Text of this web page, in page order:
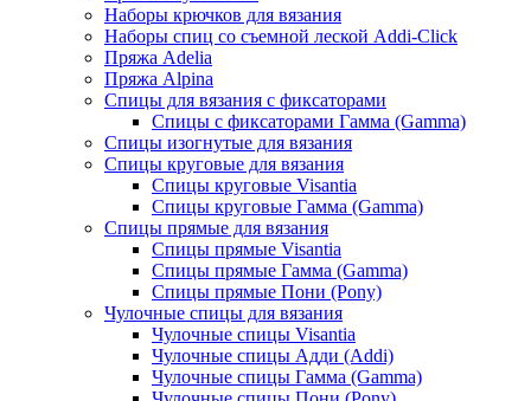
Наборы крючков для вязания
Наборы спиц со съемной леской Addi-Click
Пряжа Adelia
Пряжа Alpina
Спицы для вязания с фиксаторами
Спицы с фиксаторами Гамма (Gamma)
Спицы изогнутые для вязания
Спицы круговые для вязания
Спицы круговые Visantia
Спицы круговые Гамма (Gamma)
Спицы прямые для вязания
Спицы прямые Visantia
Спицы прямые Гамма (Gamma)
Спицы прямые Пони (Pony)
Чулочные спицы для вязания
Чулочные спицы Visantia
Чулочные спицы Адди (Addi)
Чулочные спицы Гамма (Gamma)